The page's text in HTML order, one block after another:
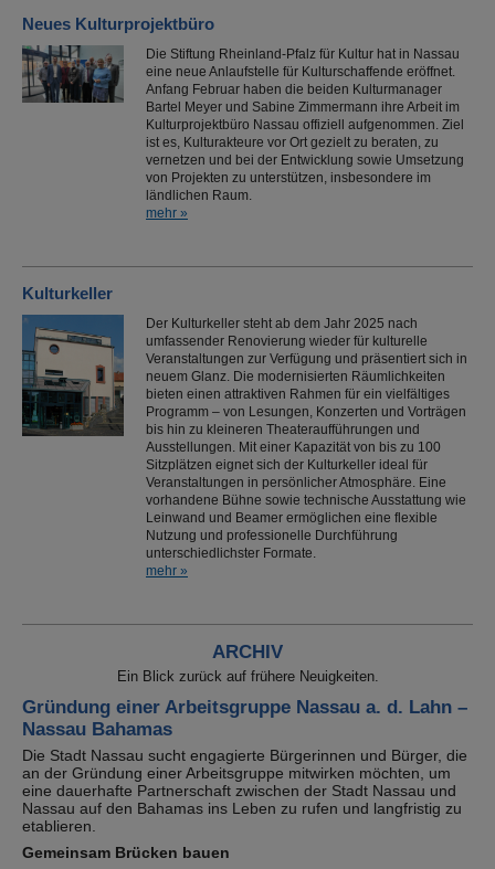
Neues Kulturprojektbüro
Die Stiftung Rheinland-Pfalz für Kultur hat in Nassau
eine neue Anlaufstelle für Kulturschaffende eröffnet.
Anfang Februar haben die beiden Kulturmanager
Bartel Meyer und Sabine Zimmermann ihre Arbeit im
Kulturprojektbüro Nassau offiziell aufgenommen. Ziel
ist es, Kulturakteure vor Ort gezielt zu beraten, zu
vernetzen und bei der Entwicklung sowie Umsetzung
von Projekten zu unterstützen, insbesondere im
ländlichen Raum.
mehr »
Kulturkeller
Der Kulturkeller steht ab dem Jahr 2025 nach
umfassender Renovierung wieder für kulturelle
Veranstaltungen zur Verfügung und präsentiert sich in
neuem Glanz. Die modernisierten Räumlichkeiten
bieten einen attraktiven Rahmen für ein vielfältiges
Programm – von Lesungen, Konzerten und Vorträgen
bis hin zu kleineren Theateraufführungen und
Ausstellungen. Mit einer Kapazität von bis zu 100
Sitzplätzen eignet sich der Kulturkeller ideal für
Veranstaltungen in persönlicher Atmosphäre. Eine
vorhandene Bühne sowie technische Ausstattung wie
Leinwand und Beamer ermöglichen eine flexible
Nutzung und professionelle Durchführung
unterschiedlichster Formate.
mehr »
ARCHIV
Ein Blick zurück auf frühere Neuigkeiten.
Gründung einer Arbeitsgruppe Nassau a. d. Lahn –
Nassau Bahamas
Die Stadt Nassau sucht engagierte Bürgerinnen und Bürger, die
an der Gründung einer Arbeitsgruppe mitwirken möchten, um
eine dauerhafte Partnerschaft zwischen der Stadt Nassau und
Nassau auf den Bahamas ins Leben zu rufen und langfristig zu
etablieren.
Gemeinsam Brücken bauen